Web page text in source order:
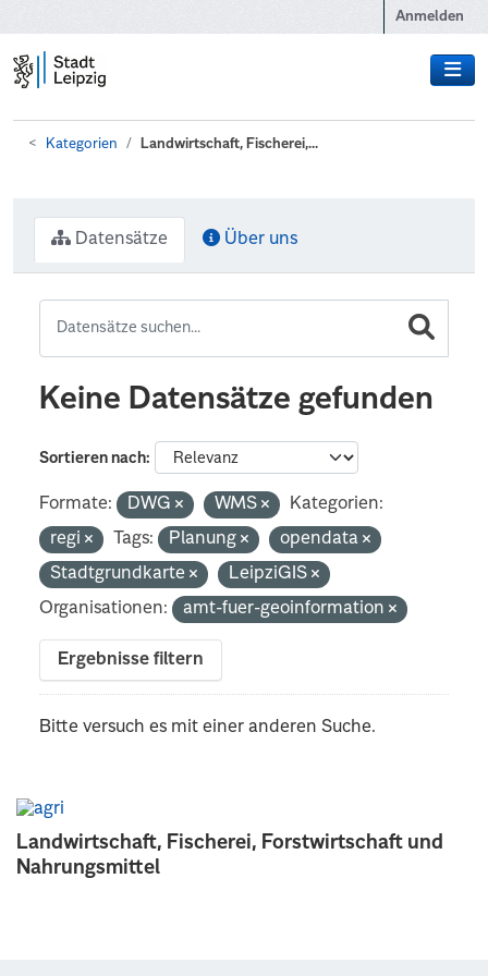
Anmelden
Kategorien Landwirtschaft, Fischerei,...
Landwirtschaft, Fischerei, Forstwirtschaft und
Nahrungsmittel
Datensätze Über uns
Keine Datensätze gefunden
Sortieren nach
Formate: DWG WMS
Kategorien:
regi
Tags: Planung
opendata
Stadtgrundkarte
LeipziGIS
Organisationen:
amt-fuer-geoinformation
Ergebnisse filtern
Bitte versuch es mit einer anderen Suche.